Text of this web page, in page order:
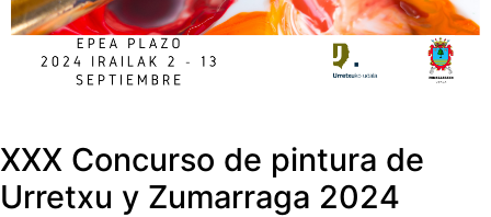
XXX Concurso de pintura de
Urretxu y Zumarraga 2024